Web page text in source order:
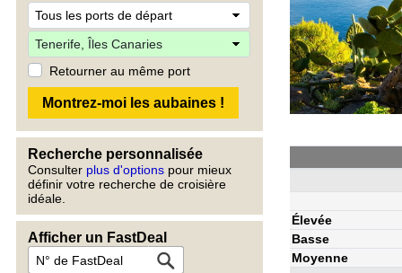
Retourner au même port
Recherche personnalisée
Consulter plus d'options pour mieux
définir votre recherche de croisière
idéale.
Afficher un FastDeal
Élevée
Basse
Moyenne